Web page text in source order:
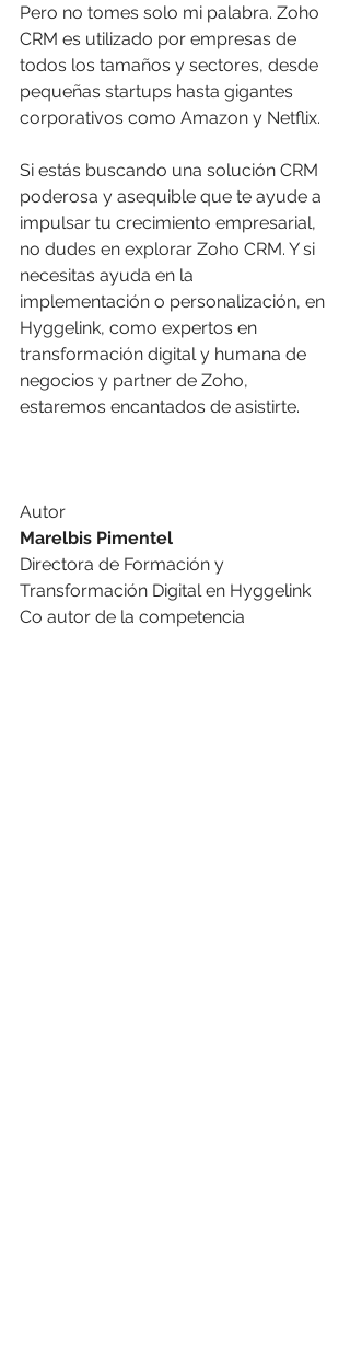
Pero no tomes solo mi palabra. Zoho
CRM es utilizado por empresas de
todos los tamaños y sectores, desde
pequeñas startups hasta gigantes
corporativos como Amazon y Netflix.
Si estás buscando una solución CRM
poderosa y asequible que te ayude a
impulsar tu crecimiento empresarial,
no dudes en explorar Zoho CRM. Y si
necesitas ayuda en la
implementación o personalización, en
Hyggelink, como expertos en
transformación digital y humana de
negocios y partner de Zoho,
estaremos encantados de asistirte.
Autor
Marelbis Pimentel
Directora de Formación y
Transformación Digital en Hyggelink
Co autor de la competencia